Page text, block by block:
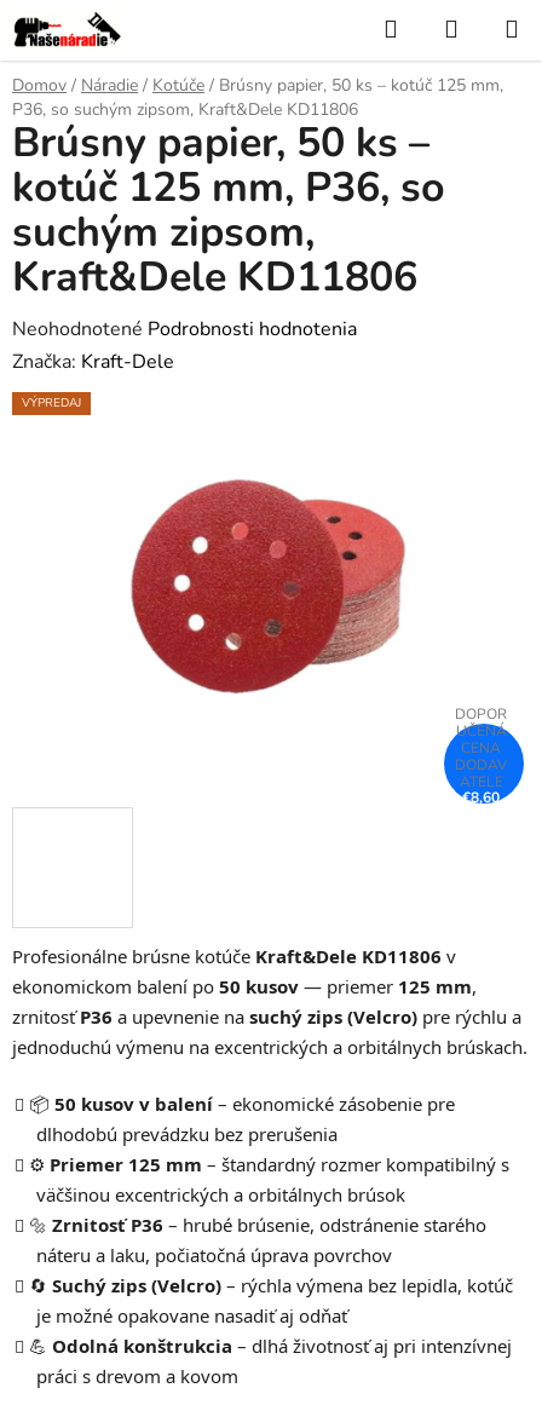
Prejsť
na
obsah
Hľadať
KOŠÍK
Domov / Náradie / Kotúče / Brúsny papier, 50 ks – kotúč 125 mm,
P36, so suchým zipsom, Kraft&Dele KD11806
Profesionálne brúsne kotúče Kraft&Dele KD11806 v
ekonomickom balení po 50 kusov — priemer 125 mm,
zrnitosťP36 a upevnenie na suchý zips (Velcro) pre rýchlu a
jednoduchú výmenu na excentrických a orbitálnych brúskach.
📦 50 kusov v balení – ekonomické zásobenie pre
dlhodobú prevádzku bez prerušenia
⚙️ Priemer 125 mm – štandardný rozmer kompatibilný s
väčšinou excentrických a orbitálnych brúsok
🔩 Zrnitosť P36 – hrubé brúsenie, odstránenie starého
náteru a laku, počiatočná úprava povrchov
🔄 Suchý zips (Velcro) – rýchla výmena bez lepidla, kotúč
je možné opakovane nasadiť aj odňať
💪 Odolná konštrukcia – dlhá životnosť aj pri intenzívnej
práci s drevom a kovom
Brúsny papier, 50 ks –
kotúč 125 mm, P36, so
suchým zipsom,
Kraft&Dele KD11806
Priemerné
hodnotenie
produktu
Neohodnotené Podrobnosti hodnotenia
Značka: Kraft-Dele
VÝPREDAJ
€8,60